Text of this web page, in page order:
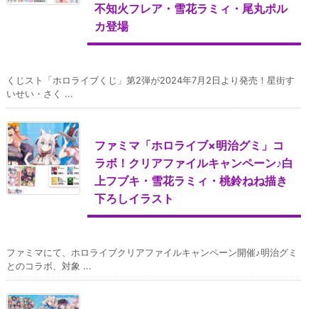
不知火フレア・雪花ラミィ・尾丸ポル
カ登場
くじスト「ホロライブくじ」第2弾が2024年7月2日より発売！星街す
いせい・さく ...
ファミマ「ホロライブ×明治グミ」コ
ラボ！クリアファイルキャンペーン♪白
上フブキ・雪花ラミィ・桃鈴ねね描き
下ろしイラスト
ファミマにて、ホロライブクリアファイルキャンペーン開催♪明治グミ
とのコラボ、対象 ...